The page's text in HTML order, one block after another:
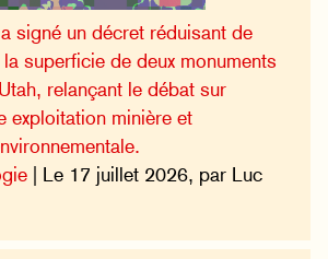
signé un décret réduisant de
superficie de deux monuments
relançant le débat sur
exploitation minière et
| Le 17 juillet 2026, par Luc